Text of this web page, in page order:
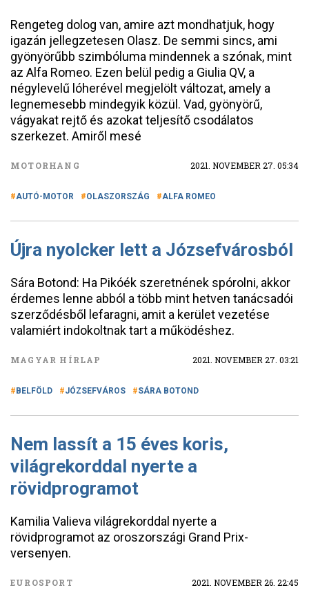
Rengeteg dolog van, amire azt mondhatjuk, hogy
igazán jellegzetesen Olasz. De semmi sincs, ami
gyönyörűbb szimbóluma mindennek a szónak, mint
az Alfa Romeo. Ezen belül pedig a Giulia QV, a
négylevelű lóherével megjelölt változat, amely a
legnemesebb mindegyik közül. Vad, gyönyörű,
vágyakat rejtő és azokat teljesítő csodálatos
szerkezet. Amiről mesé
MOTORHANG 2021. NOVEMBER 27. 05:34
AUTÓ-MOTOR OLASZORSZÁG ALFA ROMEO
Újra nyolcker lett a Józsefvárosból
Sára Botond: Ha Pikóék szeretnének spórolni, akkor
érdemes lenne abból a több mint hetven tanácsadói
szerződésből lefaragni, amit a kerület vezetése
valamiért indokoltnak tart a működéshez.
MAGYAR HÍRLAP 2021. NOVEMBER 27. 03:21
BELFÖLD JÓZSEFVÁROS SÁRA BOTOND
Nem lassít a 15 éves koris,
világrekorddal nyerte a
rövidprogramot
Kamilia Valieva világrekorddal nyerte a
rövidprogramot az oroszországi Grand Prix-
versenyen.
EUROSPORT 2021. NOVEMBER 26. 22:45